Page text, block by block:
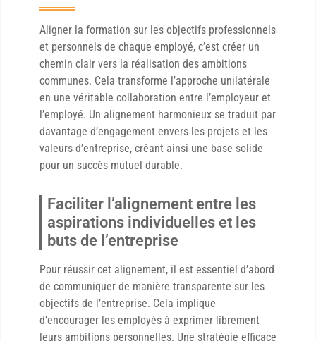
Aligner la formation sur les objectifs professionnels
et personnels de chaque employé, c’est créer un
chemin clair vers la réalisation des ambitions
communes. Cela transforme l’approche unilatérale
en une véritable collaboration entre l’employeur et
l’employé. Un alignement harmonieux se traduit par
davantage d’engagement envers les projets et les
valeurs d’entreprise, créant ainsi une base solide
pour un succès mutuel durable.
Faciliter l’alignement entre les
aspirations individuelles et les
buts de l’entreprise
Pour réussir cet alignement, il est essentiel d’abord
de communiquer de manière transparente sur les
objectifs de l’entreprise. Cela implique
d’encourager les employés à exprimer librement
leurs ambitions personnelles. Une stratégie efficace